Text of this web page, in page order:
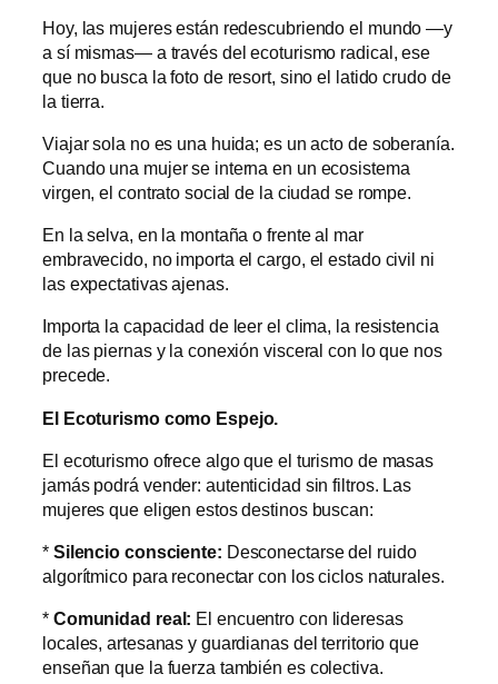
Hoy, las mujeres están redescubriendo el mundo —y
a sí mismas— a través del ecoturismo radical, ese
que no busca la foto de resort, sino el latido crudo de
la tierra.
Viajar sola no es una huida; es un acto de soberanía.
Cuando una mujer se interna en un ecosistema
virgen, el contrato social de la ciudad se rompe.
En la selva, en la montaña o frente al mar
embravecido, no importa el cargo, el estado civil ni
las expectativas ajenas.
Importa la capacidad de leer el clima, la resistencia
de las piernas y la conexión visceral con lo que nos
precede.
El Ecoturismo como Espejo.
El ecoturismo ofrece algo que el turismo de masas
jamás podrá vender: autenticidad sin filtros. Las
mujeres que eligen estos destinos buscan:
* Silencio consciente: Desconectarse del ruido
algorítmico para reconectar con los ciclos naturales.
* Comunidad real: El encuentro con lideresas
locales, artesanas y guardianas del territorio que
enseñan que la fuerza también es colectiva.